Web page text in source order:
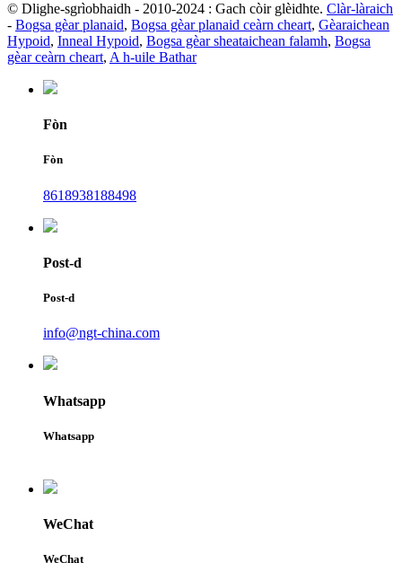
© Dlighe-sgrìobhaidh - 2010-2024 : Gach còir glèidhte. Clàr-làraich
- Bogsa gèar planaid, Bogsa gèar planaid ceàrn cheart, Gèaraichean
Hypoid, Inneal Hypoid, Bogsa gèar sheataichean falamh, Bogsa
gèar ceàrn cheart, A h-uile Bathar
Fòn
Fòn
8618938188498
Post-d
Post-d
info@ngt-china.com
Whatsapp
Whatsapp
WeChat
WeChat